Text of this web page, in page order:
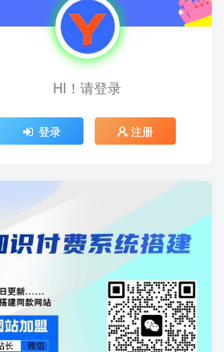
HI！请登录
登录 注册